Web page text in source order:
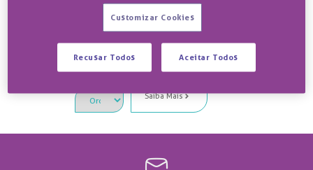
Trabalho
A Pós-graduação
Trabalho forma
médicos para
gerir saúde
Saiba Mais
Customizar Cookies
Recusar Todos Aceitar Todos